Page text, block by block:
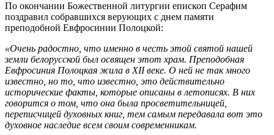
По окончании Божественной литургии епископ Серафим
поздравил собравшихся верующих с днем памяти
преподобной Евфросинии Полоцкой:
«Очень радостно, что именно в честь этой святой нашей
земли белорусской был освящен этот храм. Преподобная
Евфросиния Полоцкая жила в XII веке. О ней не так много
известно, но то, что известно, это действительно
исторические факты, которые описаны в летописях. В них
говорится о том, что она была просветительницей,
переписчицей духовных книг, тем самым передавала вот это
духовное наследие всем своим современникам.